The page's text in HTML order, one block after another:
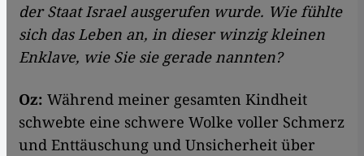
der Staat Israel ausgerufen wurde. Wie fühlte
sich das Leben an, in dieser winzig kleinen
Enklave, wie Sie sie gerade nannten?
Oz: Während meiner gesamten Kindheit
schwebte eine schwere Wolke voller Schmerz
und Enttäuschung und Unsicherheit über